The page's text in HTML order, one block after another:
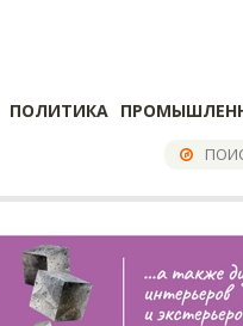
ПОЛИТИКА